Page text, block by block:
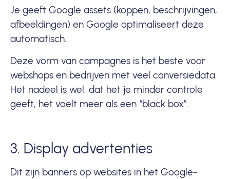
Je geeft Google assets (koppen, beschrijvingen,
afbeeldingen) en Google optimaliseert deze
automatisch.
Deze vorm van campagnes is het beste voor
webshops en bedrijven met veel conversiedata.
Het nadeel is wel, dat het je minder controle
geeft, het voelt meer als een “black box”.
3. Display advertenties
Dit zijn banners op websites in het Google-